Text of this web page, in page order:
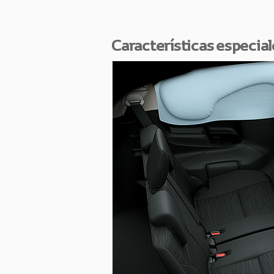
Características